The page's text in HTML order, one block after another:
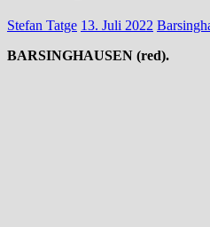
Stefan Tatge 13. Juli 2022
BARSINGHAUSEN (red).